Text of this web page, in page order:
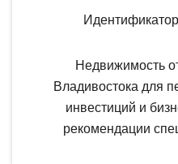
Недвижимость
Владивостока для
инвестиций и
рекомендации